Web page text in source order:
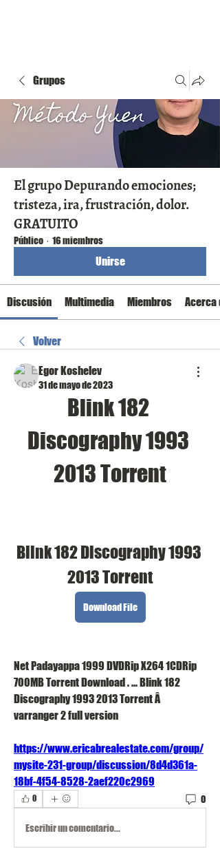
Grupos
El grupo Depurando emociones;
tristeza, ira, frustración, dolor.
GRATUITO
Público · 16 miembros
Unirse
Discusión Multimedia Miembros Acerca
Volver
Egor Koshelev
31 de mayo de 2023
Blink 182
Discography 1993
2013 Torrent
Blink 182 Discography 1993
2013 Torrent
Download File
Net Padayappa 1999 DVDRip X264 1CDRip
700MB Torrent Download . ... Blink 182
Discography 1993 2013 Torrent Â
varranger 2 full version
https://www.ericabrealestate.com/group/
mysite-231-group/discussion/8d4d361a-
18bf-4f54-8528-2aef220c2969
0 0
Escribir un comentario...